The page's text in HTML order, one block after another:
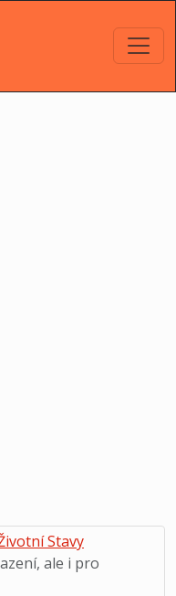
Stavy
ale i pro